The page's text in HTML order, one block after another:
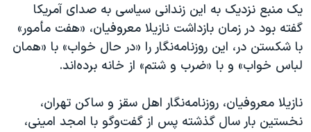
یک منبع نزدیک به این زندانی سیاسی به صدای آمریکا
گفته بود در زمان بازداشت نازیلا معروفیان، «هفت مأمور»
با شکستن در، این روزنامه‌نگار را «در حال خواب» با «همان
لباس خواب» و با «ضرب و شتم» از خانه برده‌اند.
‌نازیلا معروفیان، روزنامه‌نگار اهل سقز و ساکن تهران،
نخستین بار سال گذشته پس از گفت‌وگو با امجد امینی،